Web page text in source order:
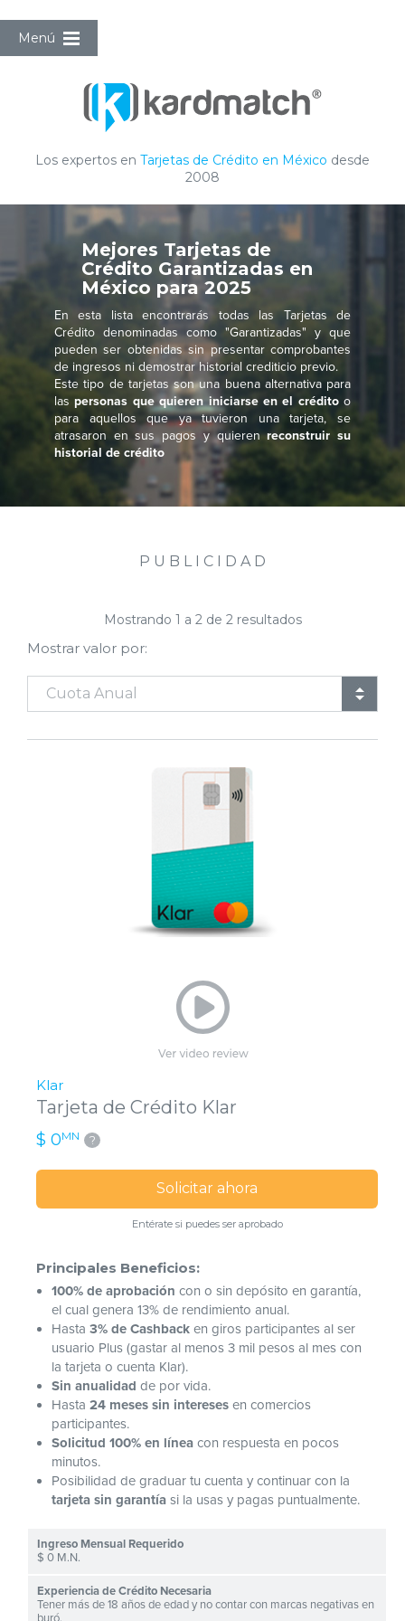
Menú
Los expertos en Tarjetas de Crédito en México desde
2008
Mejores Tarjetas de
Crédito Garantizadas en
México para 2025
En esta lista encontrarás todas las Tarjetas de
Crédito denominadas como "Garantizadas" y que
pueden ser obtenidas sin presentar comprobantes
de ingresos ni demostrar historial crediticio previo.
Este tipo de tarjetas son una buena alternativa para
laspersonas que quieren iniciarse en el créditoo
para aquellos que ya tuvieron una tarjeta, se
atrasaron en sus pagos y quierenreconstruir su
historial de crédito
P U B L I C I D A D
Mostrando 1 a 2de 2resultados
Mostrar valor por:
Klar
Tarjeta de Crédito Klar
$ 0MN ?
Solicitar ahora
Entérate si puedes ser aprobado
Principales Beneficios:
100% de aprobación con o sin depósito en garantía,
el cual genera 13% de rendimiento anual.
Hasta 3% de Cashback en giros participantes al ser
usuario Plus (gastar al menos 3 mil pesos al mes con
la tarjeta o cuenta Klar).
Sin anualidad de por vida.
Hasta 24 meses sin intereses en comercios
participantes.
Solicitud 100% en línea con respuesta en pocos
minutos.
Posibilidad de graduar tu cuenta y continuar con la
tarjeta sin garantía si la usas y pagas puntualmente.
$ 0 M.N.
Tener más de 18 años de edad y no contar con marcas negativas en